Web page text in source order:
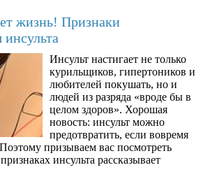
жизнь! Признаки
Инсульт настигает не только
курильщиков, гипертоников и
любителей покушать, но и
людей из разряда «вроде бы в
целом здоров». Хорошая
новость: инсульт можно
предотвратить, если вовремя
призываем вас посмотреть
инсульта рассказывает